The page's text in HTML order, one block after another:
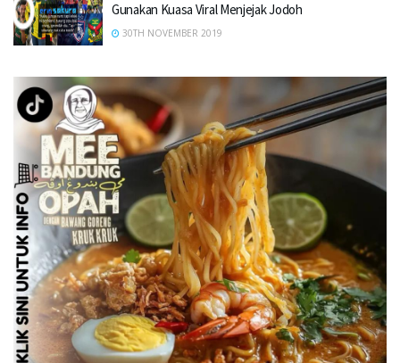
Gunakan Kuasa Viral Menjejak Jodoh
30TH NOVEMBER 2019